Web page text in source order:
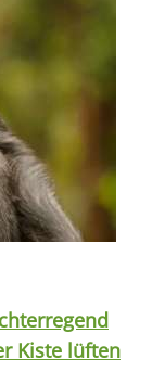
Kiste lüften